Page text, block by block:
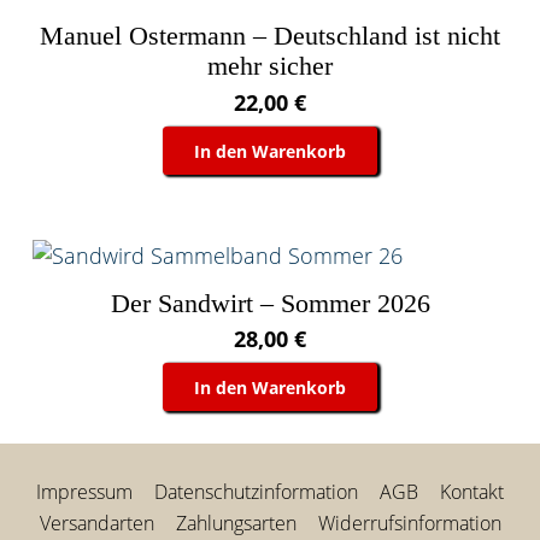
Manuel Ostermann – Deutschland ist nicht
mehr sicher
22,00 €
In den Warenkorb
Der Sandwirt – Sommer 2026
28,00 €
In den Warenkorb
Impressum Datenschutzinformation AGB
Kontakt
Versandarten
Zahlungsarten Widerrufsinformation